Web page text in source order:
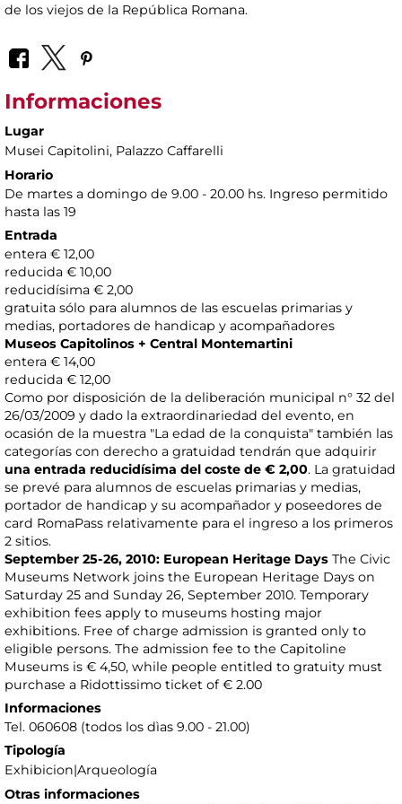
de los viejos de la República Romana.
Informaciones
Lugar
Musei Capitolini, Palazzo Caffarelli
Horario
De martes a domingo de 9.00 - 20.00 hs. Ingreso permitido
hasta las 19
Entrada
entera € 12,00
reducida € 10,00
reducidísima € 2,00
gratuita sólo para alumnos de las escuelas primarias y
medias, portadores de handicap y acompañadores
Museos Capitolinos + Central Montemartini
entera € 14,00
reducida € 12,00
Como por disposición de la deliberación municipal n° 32 del
26/03/2009 y dado la extraordinariedad del evento, en
ocasión de la muestra "La edad de la conquista" también las
categorías con derecho a gratuidad tendrán que adquirir
una entrada reducidísima del coste de € 2,00. La gratuidad
se prevé para alumnos de escuelas primarias y medias,
portador de handicap y su acompañador y poseedores de
card RomaPass relativamente para el ingreso a los primeros
2 sitios.
September 25-26, 2010: European Heritage Days The Civic
Museums Network joins the European Heritage Days on
Saturday 25 and Sunday 26, September 2010. Temporary
exhibition fees apply to museums hosting major
exhibitions. Free of charge admission is granted only to
eligible persons. The admission fee to the Capitoline
Museums is € 4,50, while people entitled to gratuity must
purchase a Ridottissimo ticket of € 2.00
Informaciones
Tel. 060608 (todos los dìas 9.00 - 21.00)
Tipología
Exhibicion|Arqueología
Otras informaciones